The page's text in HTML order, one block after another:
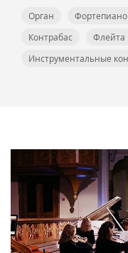
Орган Фортепиано
Контрабас
Флейта
Инструментальные